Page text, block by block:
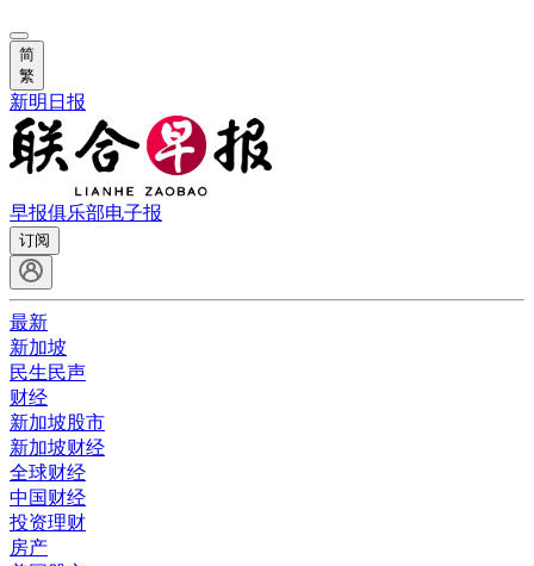
简
繁
新明日报
早报俱乐部电子报
订阅
最新
新加坡
民生民声
财经
新加坡股市
新加坡财经
全球财经
中国财经
投资理财
房产